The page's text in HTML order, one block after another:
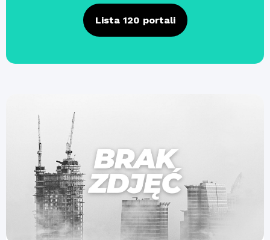
Lista 120 portali